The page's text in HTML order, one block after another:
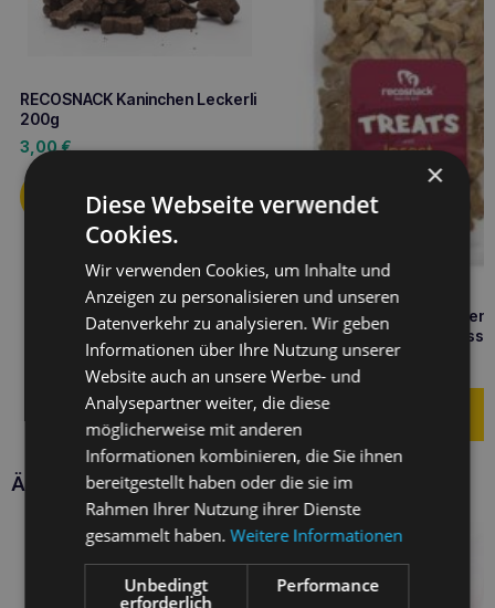
RECOSNACK Kaninchen Leckerli
200g
3,00€
RECOSNACK Leckerbissen
Insekten 200g
Insekten
4,30€
Ähnliche Produkte
×
Diese Webseite verwendet
Cookies.
Wir verwenden Cookies, um Inhalte und
Anzeigen zu personalisieren und unseren
Datenverkehr zu analysieren. Wir geben
Informationen über Ihre Nutzung unserer
Website auch an unsere Werbe- und
Analysepartner weiter, die diese
möglicherweise mit anderen
Informationen kombinieren, die Sie ihnen
bereitgestellt haben oder die sie im
Rahmen Ihrer Nutzung ihrer Dienste
gesammelt haben.Weitere Informationen
Unbedingt
erforderlich
Performance